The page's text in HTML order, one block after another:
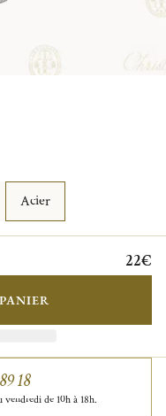
Acier
22€
18
de 10h à 18h.